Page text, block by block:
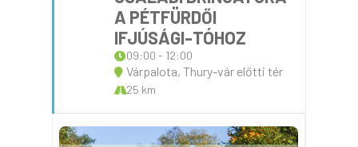
A PÉTFÜRDŐI
IFJÚSÁGI-TÓHOZ
09:00 - 12:00
Várpalota, Thury-vár előtti tér
25 km